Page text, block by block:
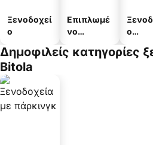
Ξενοδοχεί
ο
Επιπλωμέ
νο
α
ο
άτων
Δημοφιλείς κατηγορίες
Bitola